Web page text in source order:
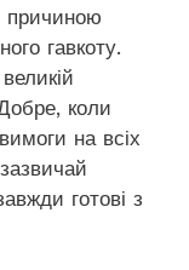
причиною
гавкоту.
коли
на всіх
готові з